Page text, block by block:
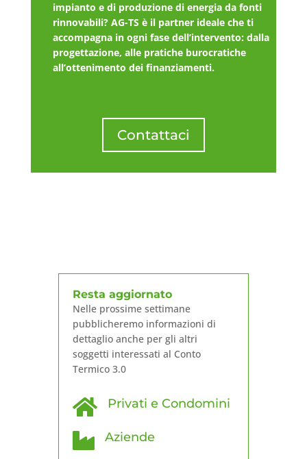
impianto e di produzione di energia da fonti
rinnovabili? AG-TS è il partner ideale che ti
accompagna in ogni fase dell’intervento: dalla
progettazione, alle pratiche burocratiche
all’ottenimento dei finanziamenti.
Contattaci
Resta aggiornato
Nelle prossime settimane
pubblicheremo informazioni di
dettaglio anche per gli altri
soggetti interessati al Conto
Termico 3.0
 Privati e Condomini
 Aziende